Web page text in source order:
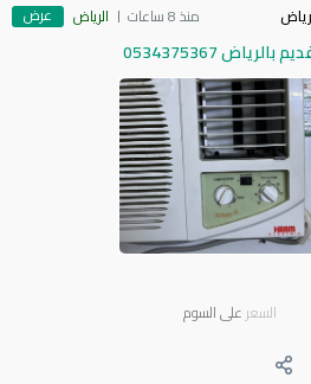
منذ 8 ساعات الرياض عرض
0534375367
السعر على السوم